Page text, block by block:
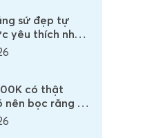
sứ đẹp tự
yêu thích nhất
có thật
nên bọc răng sứ